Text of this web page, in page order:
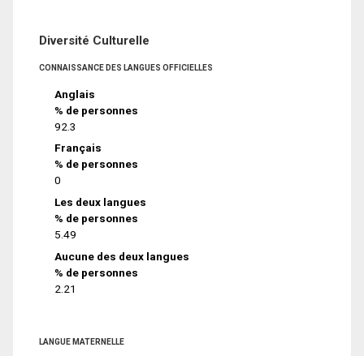
Diversité Culturelle
CONNAISSANCE DES LANGUES OFFICIELLES
Anglais
% de personnes
92.3
Français
% de personnes
0
Les deux langues
% de personnes
5.49
Aucune des deux langues
% de personnes
2.21
LANGUE MATERNELLE